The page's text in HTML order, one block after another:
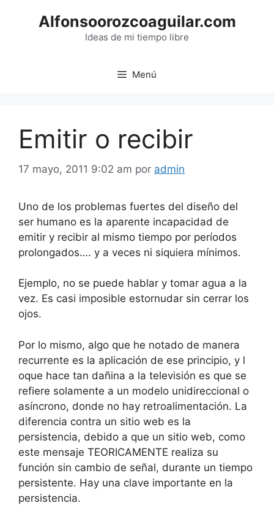
Alfonsoorozcoaguilar.com
Ideas de mi tiempo libre
Menú
Emitir o recibir
17 mayo, 2011 9:02 am por admin
Uno de los problemas fuertes del diseño del
ser humano es la aparente incapacidad de
emitir y recibir al mismo tiempo por períodos
prolongados…. y a veces ni siquiera mínimos.
Ejemplo, no se puede hablar y tomar agua a la
vez. Es casi imposible estornudar sin cerrar los
ojos.
Por lo mismo, algo que he notado de manera
recurrente es la aplicación de ese principio, y l
oque hace tan dañina a la televisión es que se
refiere solamente a un modelo unidireccional o
asíncrono, donde no hay retroalimentación. La
diferencia contra un sitio web es la
persistencia, debido a que un sitio web, como
este mensaje TEORICAMENTE realiza su
función sin cambio de señal, durante un tiempo
persistente. Hay una clave importante en la
persistencia.